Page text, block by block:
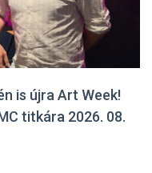
is újra Art Week!
titkára 2026. 08.